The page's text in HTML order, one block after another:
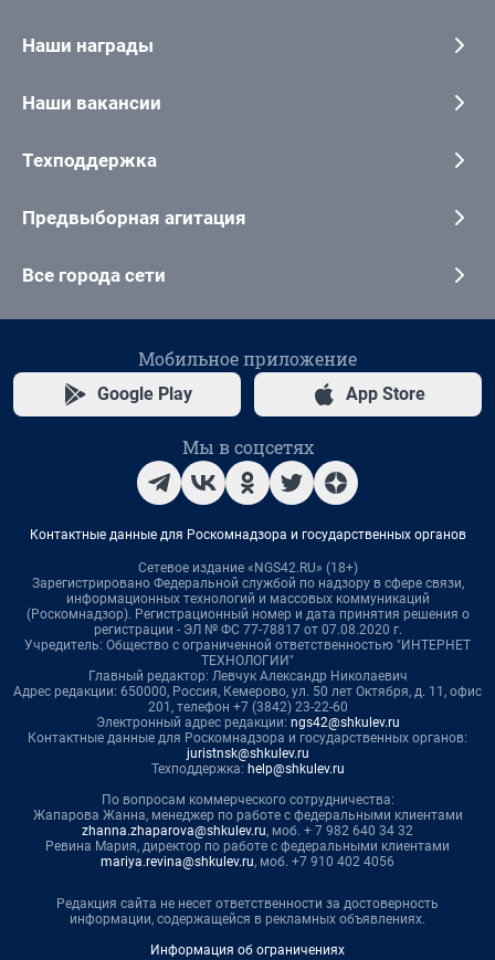
Наши награды
Наши вакансии
Техподдержка
Предвыборная агитация
Все города сети
Мобильное приложение
Google Play App Store
Мы в соцсетях
Контактные данные для Роскомнадзора и государственных органов
Сетевое издание «NGS42.RU» (18+)
Зарегистрировано Федеральной службой по надзору в сфере связи,
информационных технологий и массовых коммуникаций
(Роскомнадзор). Регистрационный номер и дата принятия решения о
регистрации - ЭЛ № ФС 77-78817 от 07.08.2020 г.
Учредитель: Общество с ограниченной ответственностью "ИНТЕРНЕТ
ТЕХНОЛОГИИ"
Главный редактор: Левчук Александр Николаевич
Адрес редакции: 650000, Россия, Кемерово, ул. 50 лет Октября, д. 11, офис
201, телефон +7 (3842) 23-22-60
Электронный адрес редакции: ngs42@shkulev.ru
Контактные данные для Роскомнадзора и государственных органов:
juristnsk@shkulev.ru
Техподдержка: help@shkulev.ru
По вопросам коммерческого сотрудничества:
Жапарова Жанна, менеджер по работе с федеральными клиентами
zhanna.zhaparova@shkulev.ru, моб. + 7 982 640 34 32
Ревина Мария, директор по работе с федеральными клиентами
mariya.revina@shkulev.ru, моб. +7 910 402 4056
Редакция сайта не несет ответственности за достоверность
информации, содержащейся в рекламных объявлениях.
Информация об ограничениях